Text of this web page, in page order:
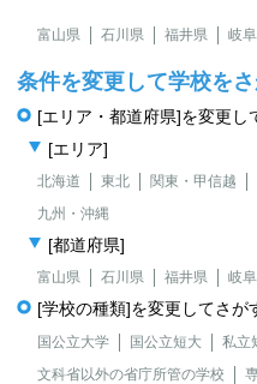
富山県 石川県 福井県 岐
条件を変更して学校を
[エリア・都道府県]を変更し
[エリア]
北海道 東北 関東・甲信越
九州・沖縄
[都道府県]
富山県 石川県 福井県 岐
[学校の種類]を変更してさが
国公立大学 国公立短大 私立
文科省以外の省庁所管の学校